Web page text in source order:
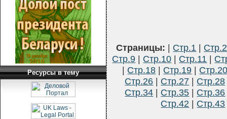
Ресурсы в тему
Страницы: | Стр.1 | Стр.2
Стр.9 | Стр.10 | Стр.11 |
| Стр.18 | Стр.19 |
Стр.26 | Стр.27 | Стр.28
Стр.34 | Стр.35 | Стр.36
Стр.42 | Стр.43